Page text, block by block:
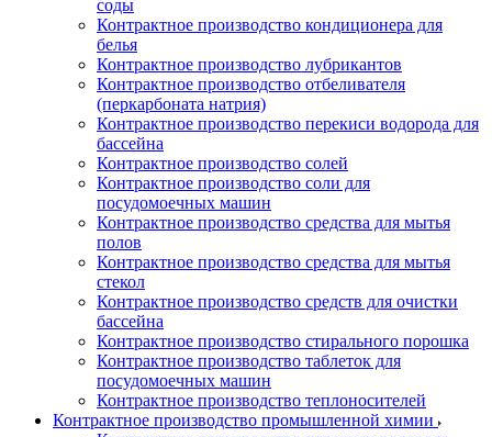
соды
Контрактное производство кондиционера для
белья
Контрактное производство лубрикантов
Контрактное производство отбеливателя
(перкарбоната натрия)
Контрактное производство перекиси водорода для
бассейна
Контрактное производство солей
Контрактное производство соли для
посудомоечных машин
Контрактное производство средства для мытья
полов
Контрактное производство средства для мытья
стекол
Контрактное производство средств для очистки
бассейна
Контрактное производство стирального порошка
Контрактное производство таблеток для
посудомоечных машин
Контрактное производство теплоносителей
Контрактное производство промышленной химии